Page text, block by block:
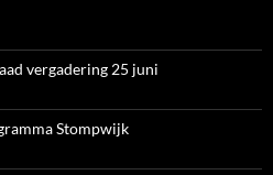
vergadering 25 juni
Stompwijk